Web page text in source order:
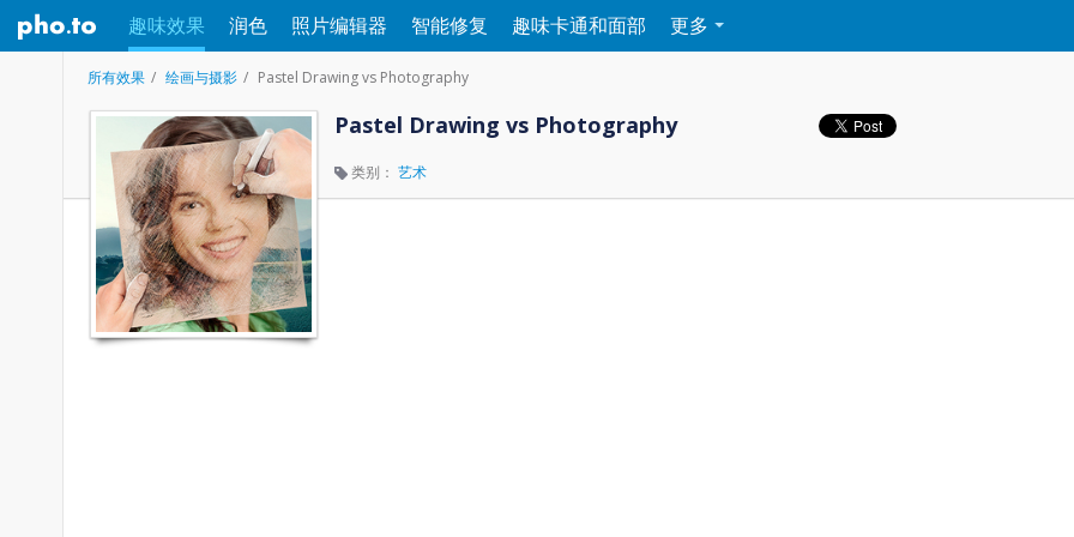
趣味效果 润色 照片编辑器 智能修复 趣味卡通和面部 更多
所有效果 绘画与摄影 Pastel Drawing vs Photography
Pastel Drawing vs Photography
类别： 艺术